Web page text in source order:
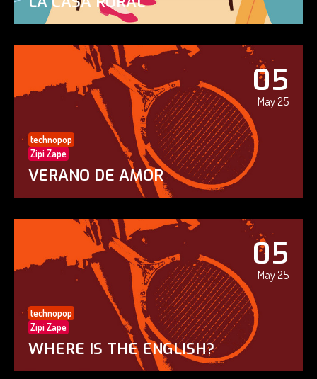
05
May 25
technopop
Zipi Zape
VERANO DE AMOR
05
May 25
technopop
Zipi Zape
WHERE IS THE ENGLISH?